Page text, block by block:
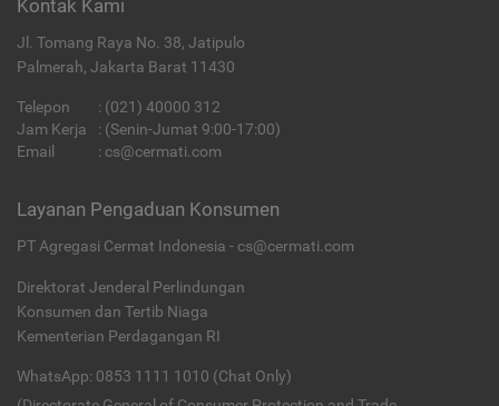
Kontak Kami
Jl. Tomang Raya No. 38, Jatipulo
Palmerah, Jakarta Barat 11430
Telepon : (021) 40000 312
Jam Kerja
: (Senin-Jumat 9:00-17:00)
Email
: cs@cermati.com
Layanan Pengaduan Konsumen
PT Agregasi Cermat Indonesia - cs@cermati.com
Direktorat Jenderal Perlindungan
Konsumen dan Tertib Niaga
Kementerian Perdagangan RI
WhatsApp: 0853 1111 1010 (Chat Only)